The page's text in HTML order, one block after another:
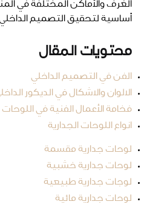
الغرف والأماكن المختلفة في
أساسية لتحقيق التصميم الداخلي
محتويات المقال
الفن في التصميم الداخلي
الالوان والاشكال في الديكور
فخامة الأعمال الفنية في اللوحات
انواع اللوحات الجدارية
لوحات جدارية مقسمة
لوحات جدارية خشبية
لوجات جدارية طبيعية
لوحات جدارية مائية